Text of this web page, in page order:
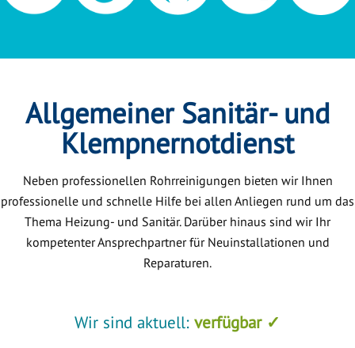
Allgemeiner Sanitär- und
Klempnernotdienst
Neben professionellen Rohrreinigungen bieten wir Ihnen
professionelle und schnelle Hilfe bei allen Anliegen rund um das
Thema Heizung- und Sanitär. Darüber hinaus sind wir Ihr
kompetenter Ansprechpartner für Neuinstallationen und
Reparaturen.
Wir sind aktuell: verfügbar ✓